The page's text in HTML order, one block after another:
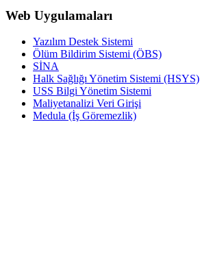
Web Uygulamaları
Yazılım Destek Sistemi
Ölüm Bildirim Sistemi (ÖBS)
SİNA
Halk Sağlığı Yönetim Sistemi (HSYS)
USS Bilgi Yönetim Sistemi
Maliyetanalizi Veri Girişi
Medula (İş Göremezlik)